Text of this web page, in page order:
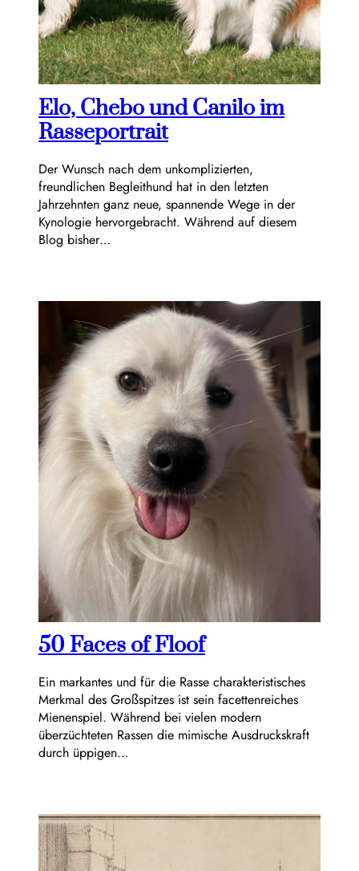
Elo, Chebo und Canilo im
Rasseportrait
Der Wunsch nach dem unkomplizierten,
freundlichen Begleithund hat in den letzten
Jahrzehnten ganz neue, spannende Wege in der
Kynologie hervorgebracht. Während auf diesem
Blog bisher…
50 Faces of Floof
Ein markantes und für die Rasse charakteristisches
Merkmal des Großspitzes ist sein facettenreiches
Mienenspiel. Während bei vielen modern
überzüchteten Rassen die mimische Ausdruckskraft
durch üppigen…